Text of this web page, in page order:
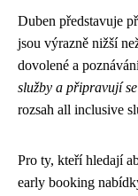
Duben představuje
jsou výrazně nižší
dovolené a
služby a připravují
rozsah all inclusive
Pro ty, kteří hledají
early booking